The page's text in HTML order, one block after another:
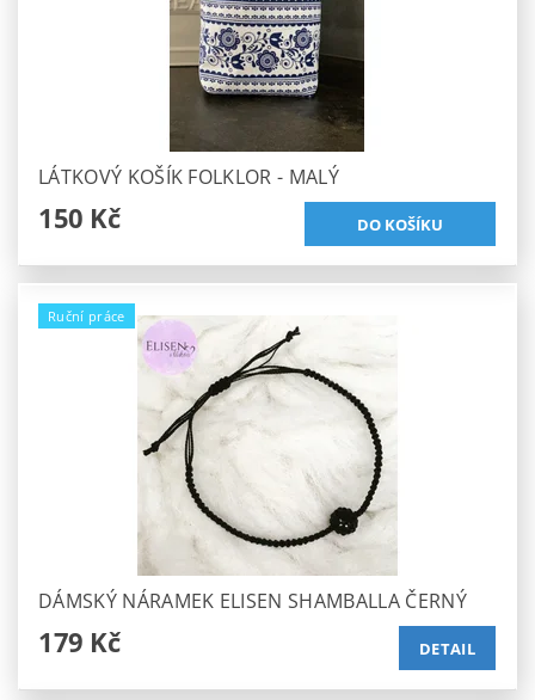
LÁTKOVÝ KOŠÍK FOLKLOR - MALÝ
150 Kč
Ruční práce
DÁMSKÝ NÁRAMEK ELISEN SHAMBALLA ČERNÝ
179 Kč DETAIL